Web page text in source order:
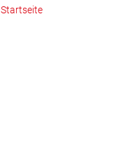
Startseite